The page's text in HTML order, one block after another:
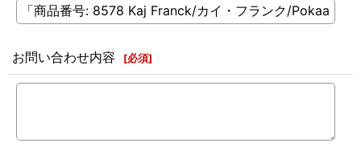
お問い合わせ内容 [必須]